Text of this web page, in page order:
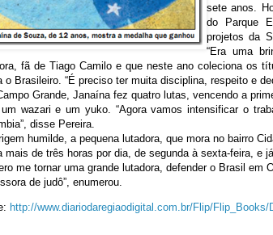
sete anos.
do Parque
projetos da
“Era uma
fã de Tiago Camilo e que neste ano coleciona os
o Brasileiro. “É preciso ter muita disciplina, respeito e
Grande, Janaína fez quatro lutas, vencendo a
wazari e um yuko. “Agora vamos intensificar o
disse Pereira.
humilde, a pequena lutadora, que mora no bairro
mais de três horas por dia, de segunda à sexta-feira, e
me tornar uma grande lutadora, defender o Brasil em
de judô”, enumerou.
http://www.diariodaregiaodigital.com.br/Flip/